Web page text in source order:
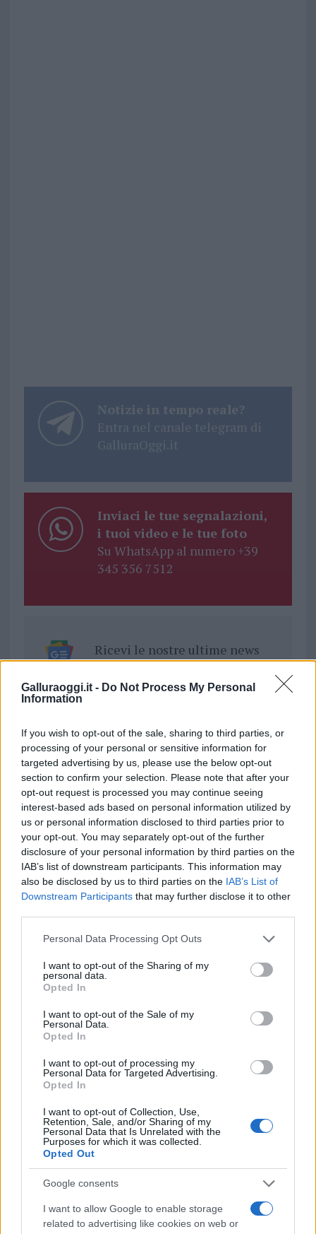
Galluraoggi.it - Do Not Process My Personal
Information
If you wish to opt-out of the sale, sharing to third parties, or
processing of your personal or sensitive information for
targeted advertising by us, please use the below opt-out
section to confirm your selection. Please note that after your
opt-out request is processed you may continue seeing
interest-based ads based on personal information utilized by
us or personal information disclosed to third parties prior to
your opt-out. You may separately opt-out of the further
disclosure of your personal information by third parties on the
IAB’s list of downstream participants. This information may
also be disclosed by us to third parties on the IAB’s List of
Downstream Participants that may further disclose it to other
Please note that this website/app uses one or more Google
not limited to your visit or usage behaviour. You may click to
grant or deny consent to Google and its third-party tags to
use your data for below specified purposes in below Google
consent section.
Personal Data Processing Opt Outs
I want to opt-out of the Sharing of my
personal data.
Opted In
I want to opt-out of the Sale of my
Personal Data.
Opted In
I want to opt-out of processing my
Personal Data for Targeted Advertising.
Opted In
I want to opt-out of Collection, Use,
Retention, Sale, and/or Sharing of my
Personal Data that Is Unrelated with the
Purposes for which it was collected.
Opted Out
Google consents
I want to allow Google to enable storage
related to advertising like cookies on web or
Notizie in tempo reale?
Entra nel canale telegram di
GalluraOggi.it
Inviaci le tue segnalazioni,
i tuoi video e le tue foto
Su WhatsApp al numero +39
345 356 7512
Ricevi le nostre ultime news
daGoogle News
Condividi l'articolo
F
a
ce
b
o
o
k
T
w
it
te
r
Pi
n
te
re
st
W
h
at
s
A
p
p
S
h
a
re
Articolo precedente
Prossimo articolo
NOTIZIE RECENTI
Sangue, musica e solidarietà con Avis Olbia al
Delta Center
Salmo finisce in ospedale a Catania, ma il tour
va avanti: “Sicilia, ci sono”
Jovanotti, Gabry Ponte e Alfa: Olbia ombelico del
mondo per una notte
Giorgia Meloni a La Maddalena, la vicesindaco:
“Orgoglio e discrezione per visita privata̶…